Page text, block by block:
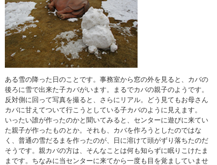
ある雪の降った日のことです。事務室から窓の外を見ると、カバの
後ろに雪で出来た子カバがいます。まるでカバの親子のようです。
反対側に回って写真を撮ると、さらにリアル。どう見てもお母さん
カバに甘えてついて行こうとしている子カバのように見えます。
いったい誰が作ったのかと聞いてみると、センターに遊びに来てい
た親子が作ったものとか。それも、カバを作ろうとしたのではな
く、普通の雪だるまを作ったのが、日に溶けて頭がずり落ちたのだ
そうです。親カバの方は、そんなことは何も知らずに眠りこけたま
まです。ちなみに当センターに来てから一度も目を覚ましていませ